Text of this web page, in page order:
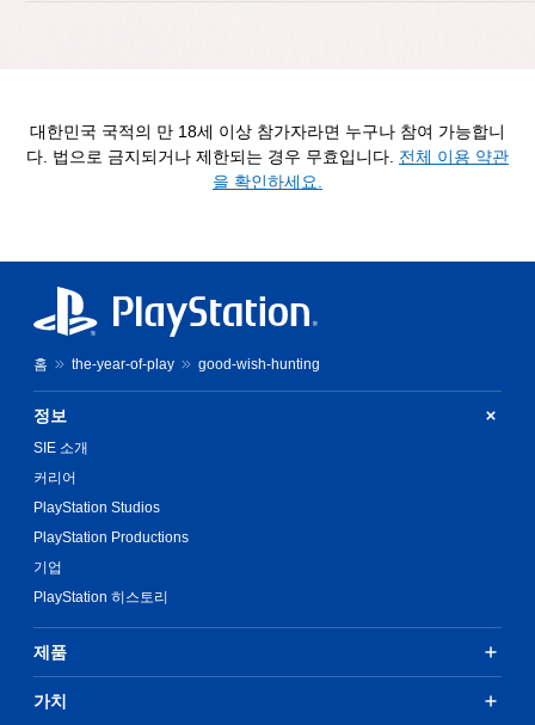
대한민국 국적의 만 18세 이상 참가자라면 누구나 참여 가능합니
다. 법으로 금지되거나 제한되는 경우 무효입니다. 전체 이용 약관
을 확인하세요.
홈 the-year-of-play good-wish-hunting
정보
SIE 소개
커리어
PlayStation Studios
PlayStation Productions
기업
PlayStation 히스토리
제품
가치